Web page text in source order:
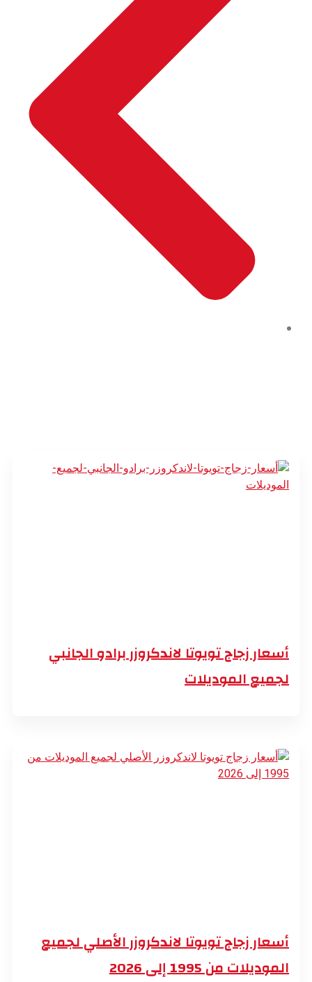
أسعار زجاج تويوتا لاندكروزر برادو الجانبي
لجميع الموديلات
أسعار زجاج تويوتا لاندكروزر الأصلي لجميع
الموديلات من 1995 إلى 2026